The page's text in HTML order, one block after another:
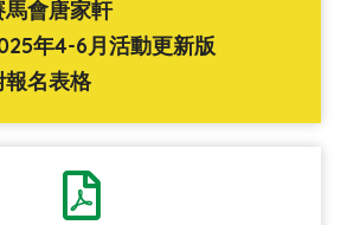
馬會唐家軒
年4-6月活動更新版
報名表格